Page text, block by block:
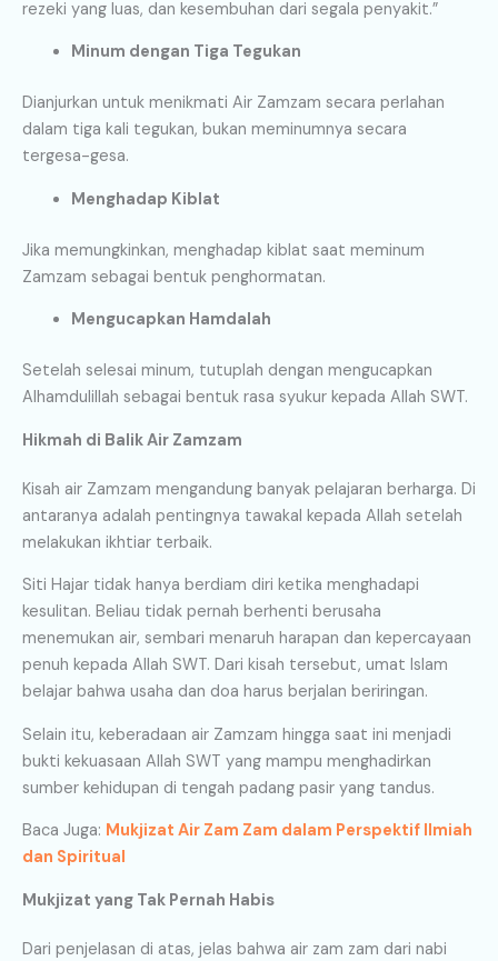
rezeki yang luas, dan kesembuhan dari segala penyakit.”
Minum dengan Tiga Tegukan
Dianjurkan untuk menikmati Air Zamzam secara perlahan
dalam tiga kali tegukan, bukan meminumnya secara
tergesa-gesa.
Menghadap Kiblat
Jika memungkinkan, menghadap kiblat saat meminum
Zamzam sebagai bentuk penghormatan.
Mengucapkan Hamdalah
Setelah selesai minum, tutuplah dengan mengucapkan
Alhamdulillah sebagai bentuk rasa syukur kepada Allah SWT.
Hikmah di Balik Air Zamzam
Kisah air Zamzam mengandung banyak pelajaran berharga. Di
antaranya adalah pentingnya tawakal kepada Allah setelah
melakukan ikhtiar terbaik.
Siti Hajar tidak hanya berdiam diri ketika menghadapi
kesulitan. Beliau tidak pernah berhenti berusaha
menemukan air, sembari menaruh harapan dan kepercayaan
penuh kepada Allah SWT. Dari kisah tersebut, umat Islam
belajar bahwa usaha dan doa harus berjalan beriringan.
Selain itu, keberadaan air Zamzam hingga saat ini menjadi
bukti kekuasaan Allah SWT yang mampu menghadirkan
sumber kehidupan di tengah padang pasir yang tandus.
Baca Juga: Mukjizat Air Zam Zam dalam Perspektif Ilmiah
dan Spiritual
Mukjizat yang Tak Pernah Habis
Dari penjelasan di atas, jelas bahwa air zam zam dari nabi